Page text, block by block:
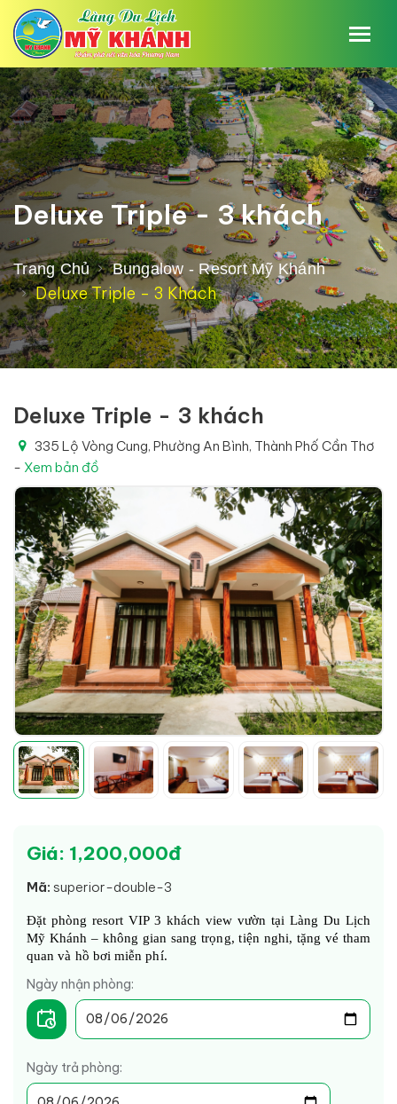
Deluxe Triple - 3 khách
Trang Chủ Bungalow - Resort Mỹ Khánh
Deluxe Triple - 3 Khách
Deluxe Triple - 3 khách
335 Lộ Vòng Cung, Phường An Bình, Thành Phố Cần Thơ
- Xem bản đồ
Giá: 1,200,000đ
Mã: superior-double-3
Đặt phòng resort VIP 3 khách view vườn tại Làng Du Lịch
Mỹ Khánh – không gian sang trọng, tiện nghi, tặng vé tham
quan và hồ bơi miễn phí.
Ngày nhận phòng:
Ngày trả phòng: